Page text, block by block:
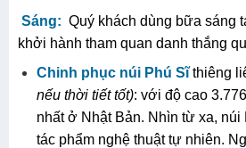
Sáng: Quý khách dùng bữa sáng
khởi hành tham quan danh thắng
Chinh phục núi Phú Sĩthiêng
nếu thời tiết tốt): với độ cao
nhất ở Nhật Bản. Nhìn từ xa, núi
tác phẩm nghệ thuật tự nhiên.